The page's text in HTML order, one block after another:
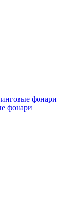
фонари
фонари